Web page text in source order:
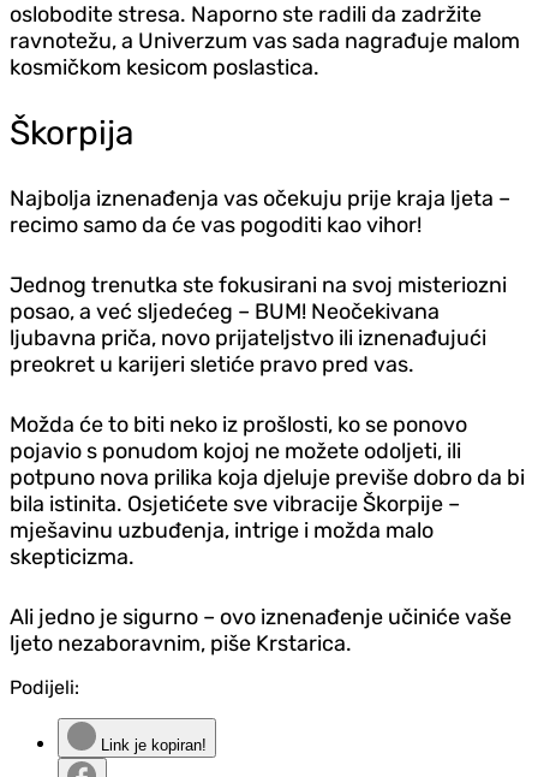
oslobodite stresa. Naporno ste radili da zadržite
ravnotežu, a Univerzum vas sada nagrađuje malom
kosmičkom kesicom poslastica.
Škorpija
Najbolja iznenađenja vas očekuju prije kraja ljeta –
recimo samo da će vas pogoditi kao vihor!
Jednog trenutka ste fokusirani na svoj misteriozni
posao, a već sljedećeg – BUM! Neočekivana
ljubavna priča, novo prijateljstvo ili iznenađujući
preokret u karijeri sletiće pravo pred vas.
Možda će to biti neko iz prošlosti, ko se ponovo
pojavio s ponudom kojoj ne možete odoljeti, ili
potpuno nova prilika koja d‌jeluje previše dobro da bi
bila istinita. Osjetićete sve vibracije Škorpije –
mješavinu uzbuđenja, intrige i možda malo
skepticizma.
Ali jedno je sigurno – ovo iznenađenje učiniće vaše
ljeto nezaboravnim, piše Krstarica.
Podijeli:
Link je kopiran!